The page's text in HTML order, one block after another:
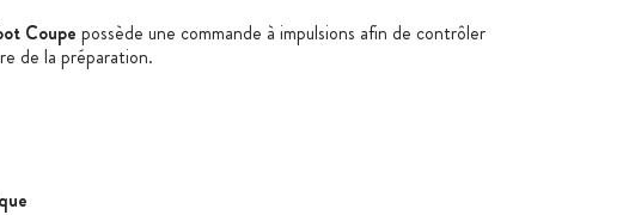
Coupe possède une commande à impulsions afin de contrôler
de la préparation.